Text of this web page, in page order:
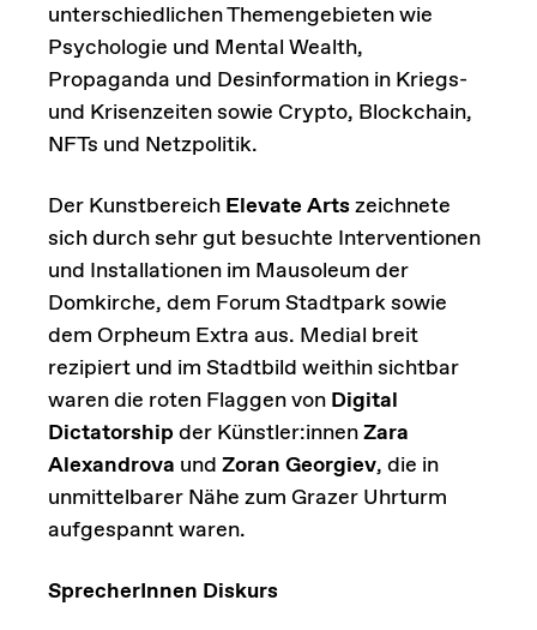
unterschiedlichen Themengebieten wie
Psychologie und Mental Wealth,
Propaganda und Desinformation in Kriegs-
und Krisenzeiten sowie Crypto, Blockchain,
NFTs und Netzpolitik.
Der Kunstbereich Elevate Artszeichnete
sich durch sehr gut besuchte Interventionen
und Installationen im Mausoleum der
Domkirche, dem Forum Stadtpark sowie
dem Orpheum Extra aus. Medial breit
rezipiert und im Stadtbild weithin sichtbar
waren die roten Flaggen von Digital
Dictatorshipder Künstler:innenZara
Alexandrova und Zoran Georgiev, die in
unmittelbarer Nähe zum Grazer Uhrturm
aufgespannt waren.
SprecherInnen Diskurs